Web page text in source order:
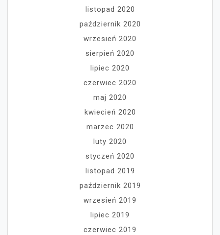
listopad 2020
październik 2020
wrzesień 2020
sierpień 2020
lipiec 2020
czerwiec 2020
maj 2020
kwiecień 2020
marzec 2020
luty 2020
styczeń 2020
listopad 2019
październik 2019
wrzesień 2019
lipiec 2019
czerwiec 2019